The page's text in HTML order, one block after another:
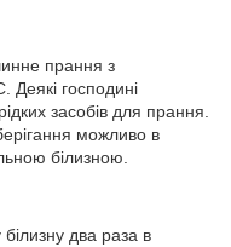
прання з
господині
засобів для прання.
можливо в
білизною.
два раза в